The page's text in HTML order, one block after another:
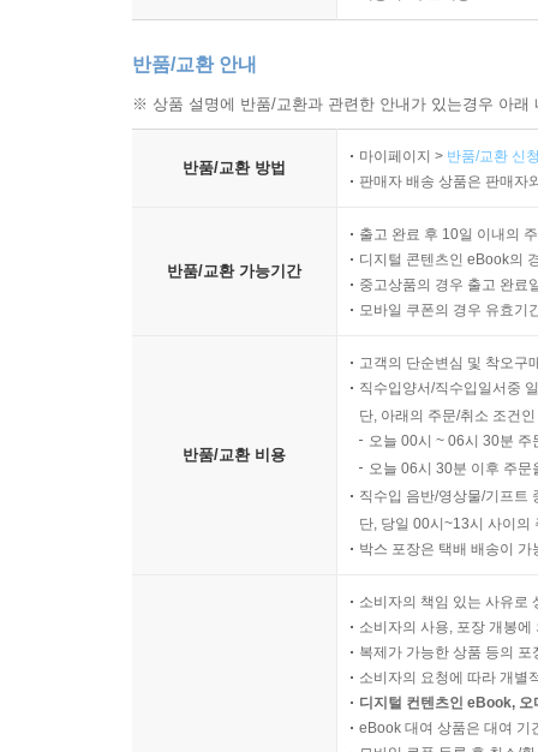
반품/교환 안내
※ 상품 설명에 반품/교환과 관련한 안내가 있는경우 아
반품/교환 방법
마이페이지 > 반품/교환 신
판매자 배송 상품은 판매자
반품/교환 가능기간
출고 완료 후 10일 이내의
디지털 콘텐츠인 eBook의
중고상품의 경우 출고 완료
모바일 쿠폰의 경우 유효기
반품/교환 비용
고객의 단순변심 및 착오구
직수입양서/직수입일서중
단, 아래의 주문/취소 조건
오늘 00시 ~ 06시 30분
오늘 06시 30분 이후 주
직수입 음반/영상물/기프트
단, 당일 00시~13시 사이의
박스 포장은 택배 배송이
소비자의 책임 있는 사유로
소비자의 사용, 포장 개봉
복제가 가능한 상품 등의
소비자의 요청에 따라 개별
디지털 컨텐츠인 eBook,
eBook 대여 상품은 대여 기